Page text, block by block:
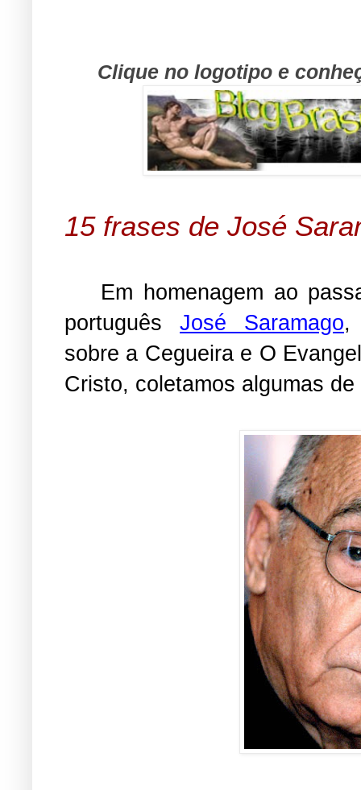
Clique no logotipo e
15 frases de José
Em homenagem ao
português José Saramago,
sobre a Cegueira e O
Cristo, coletamos algumas